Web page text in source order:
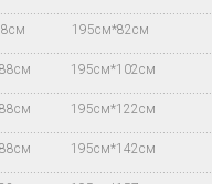
195см*82см
195см*102см
195см*122см
195см*142см